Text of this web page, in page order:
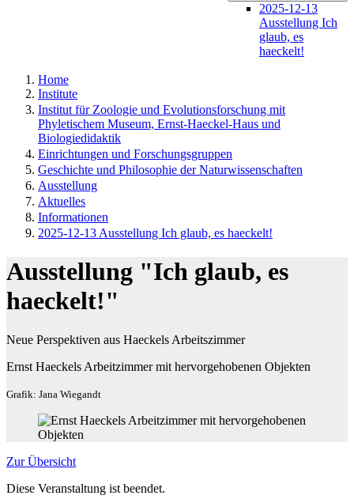
2025-12-13
Ausstellung Ich
glaub, es
haeckelt!
Home
Institute
Institut für Zoologie und Evolutionsforschung mit
Phyletischem Museum, Ernst-Haeckel-Haus und
Biologiedidaktik
Einrichtungen und Forschungsgruppen
Geschichte und Philosophie der Naturwissenschaften
Ausstellung
Aktuelles
Informationen
2025-12-13 Ausstellung Ich glaub, es haeckelt!
Ausstellung "Ich glaub, es
haeckelt!"
Neue Perspektiven aus Haeckels Arbeitszimmer
Ernst Haeckels Arbeitzimmer mit hervorgehobenen Objekten
Grafik: Jana Wiegandt
Zur Übersicht
Diese Veranstaltung ist beendet.